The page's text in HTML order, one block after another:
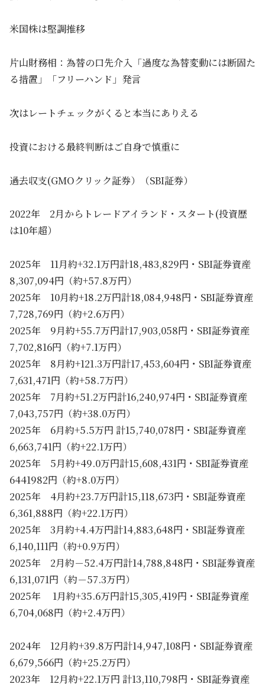
米国株は堅調推移
片山財務相：為替の口先介入「過度な為替変動には断固た
る措置」「フリーハンド」発言
次はレートチェックがくると本当にありえる
投資における最終判断はご自身で慎重に
過去収支(GMOクリック証券）（SBI証券）
2022年 2月からトレードアイランド・スタート(投資歴
は10年超）
2025年 11月約+32.1万円計18,483,829円・SBI証券資産
8,307,094円（約+57.8万円）
2025年 10月約+18.2万円計18,084,948円・SBI証券資産
7,728,769円（約+2.6万円）
2025年 9月約+55.7万円計17,903,058円・SBI証券資産
7,702,816円（約+7.1万円）
2025年 8月約+121.3万円計17,453,604円・SBI証券資産
7,631,471円（約+58.7万円）
2025年 7月約+51.2万円計16,240,974円・SBI証券資産
7,043,757円（約+38.0万円）
2025年 6月約+5.5万円 計15,740,078円・SBI証券資産
6,663,741円（約+22.1万円）
2025年 5月約+49.0万円計15,608,431円・SBI証券資産
6441982円（約+8.0万円）
2025年 4月約+23.7万円計15,118,673円・SBI証券資産
6,361,888円（約+22.1万円）
2025年 3月約+4.4万円計14,883,648円・SBI証券資産
6,140,111円（約+0.9万円）
2025年 2月約－52.4万円計14,788,848円・SBI証券資産
6,131,071円（約－57.3万円）
2025年 1月約+35.6万円計15,305,419円・SBI証券資産
6,704,068円（約+2.4万円）
2024年 12月約+39.8万円計14,947,108円・SBI証券資産
6,679,566円（約+25.2万円）
2023年 12月約+22.1万円 計13,110,798円・SBI証券資産